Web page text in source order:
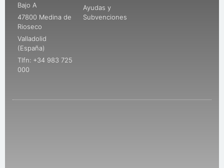
Bajo A
47800 Medina de
Rioseco
Valladolid
(España)
Tlfn: +34 983 725
000
Ayudas y
Subvenciones